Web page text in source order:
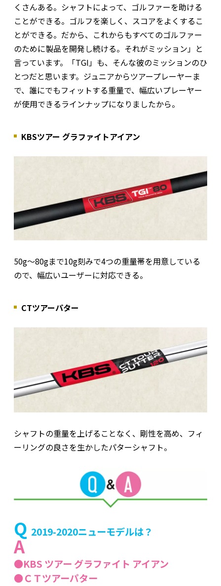
くさんある。シャフトによって、ゴルファーを助ける
ことができる。ゴルフを楽しく、スコアをよくするこ
とができる。だから、これからもすべてのゴルファー
のために製品を開発し続ける。それがミッション」と
言っています。「TGI」も、そんな彼のミッションのひ
とつだと思います。ジュニアからツアープレーヤーま
で、誰にでもフィットする重量で、幅広いプレーヤー
が使用できるラインナップになりましたから。
KBSツアー グラファイトアイアン
50g～80gまで10g刻みで4つの重量帯を用意している
ので、幅広いユーザーに対応できる。
CTツアーパター
シャフトの重量を上げることなく、剛性を高め、フィ
ーリングの良さを生かしたパターシャフト。
Q 2019-2020ニューモデルは？
A
●KBS ツアー グラファイト アイアン
●ＣＴツアーパター